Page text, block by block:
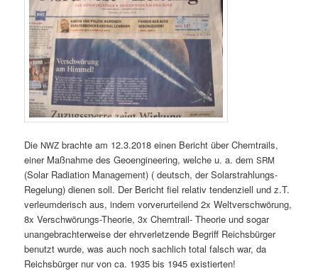
DieNWZ brach­te am 12.3.2018 einen Bericht über Chem­trails,
einer Maß­nah­me des Geo­en­gi­nee­ring, wel­che u. a. demSRM
(Solar Radia­ti­on Manage­ment) ( deutsch, der Solar­strah­lungs-
Rege­lung) die­nen soll. Der Bericht fiel rela­tiv ten­den­zi­ell und z.T.
ver­leum­de­risch aus, indem vor­ver­ur­tei­lend 2x Welt­ver­schwö­rung,
8x Ver­schwö­rungs-Theo­rie, 3x Chem­trail- Theo­rie und sogar
unan­ge­brach­ter­wei­se der ehr­ver­let­zen­de Begriff Reichs­bür­ger
benutzt wur­de, was auch noch sach­lich total falsch war, da
Reichs­bür­ger nur von ca. 1935 bis 1945 existierten!